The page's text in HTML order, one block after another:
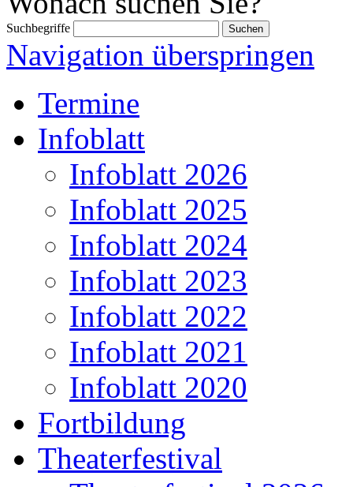
Suchbegriffe
Navigation überspringen
Termine
Infoblatt
Infoblatt 2026
Infoblatt 2025
Infoblatt 2024
Infoblatt 2023
Infoblatt 2022
Infoblatt 2021
Infoblatt 2020
Fortbildung
Theaterfestival